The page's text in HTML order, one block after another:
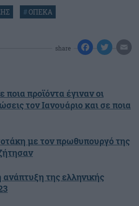
#ΟΠΕΚΑ
share
προϊόντα έγιναν οι
τον Ιανουάριο και σε ποια
με τον πρωθυπουργό της
της ελληνικής